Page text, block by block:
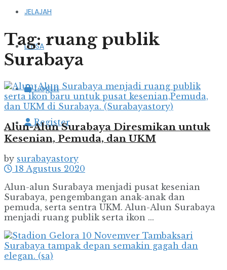
JELAJAH
LENSA
Login
Register
Tag:ruang publik
Surabaya
Alun-Alun Surabaya Diresmikan untuk
Kesenian, Pemuda, dan UKM
by surabayastory
18 Agustus 2020
Alun-alun Surabaya menjadi pusat kesenian
Surabaya, pengembangan anak-anak dan
pemuda, serta sentra UKM. Alun-Alun Surabaya
menjadi ruang publik serta ikon ...